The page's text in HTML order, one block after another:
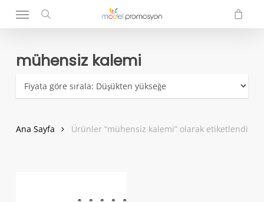
search
Menu
mühensiz kalemi
Ana Sayfa Ürünler “mühensiz kalemi” olarak etiketlendi